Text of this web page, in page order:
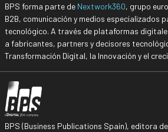
BPS forma parte de Nextwork360, grupo
B2B, comunicación y medios especializados
tecnológico. A través de plataformas
a fabricantes, partners y decisores
Transformación Digital, la Innovación y el
BPS (Business Publications Spain), editora